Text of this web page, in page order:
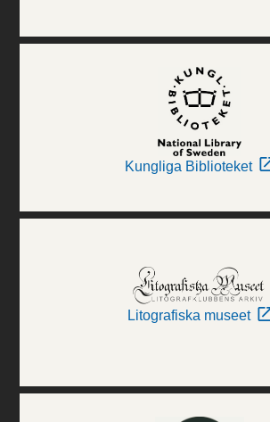
Kungliga Biblioteket
Litografiska museet